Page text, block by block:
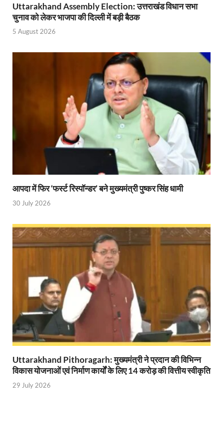
PM Modi Somnath Mandir: सोमनाथ में पीएम मोदी ने
UP AI App: सीएम योगी के मिशन को साकार कर रहा
Ashwini Vaishnaw: औपनिवेशिक मानसिकता से रेलवे को
Aadhaar gets a face: भारतीय विशिष्ट पहचान
AI Start-Ups: प्रधानमंत्री ने भारतीय एआई स्टार्टअप्स के
Hindi Salahkar Samiti: विधि एवं न्याय मंत्रालय विधायी
PANKHUDI Portal: पंखुड़ी पोर्टल का शुभारंभ,जानें क्या
Gram Panchayat Adhar: ग्राम पंचायतों में भी बनेगा
Uttarakhand Young Leaders Dialogue: विकसित
Ram Mandir Control Room: राम मंदिर की सुरक्षा
CM Dhami Meeting With Nitin Gadkari: बैठक में
Kalyan Singh Jayanti: अपने नाम को उत्तर प्रदेश के
Kashi Volleyball Mahakumbh: काशी में होगा
National Highway Project: मुख्यमंत्री राज्य की
Vande Bharat Sleeper Train: वंदे भारत स्लीपर ट्रेन
CM Yogi Review Meeting: राजस्व के सभी मामलों का
Uttarakhand Assembly Election: उत्तराखंड विधान सभा
चुनाव को लेकर भाजपा की दिल्ली में बड़ी बैठक
5 August 2026
आपदा में फिर ‘फर्स्ट रिस्पॉन्डर’ बने मुख्यमंत्री पुष्कर सिंह धामी
30 July 2026
Uttarakhand Pithoragarh: मुख्यमंत्री ने प्रदान की विभिन्न
विकास योजनाओं एवं निर्माण कार्यों के लिए 14 करोड़ की वित्तीय स्वीकृति
29 July 2026